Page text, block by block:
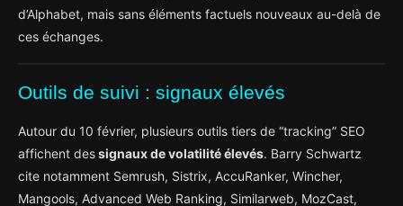
d’Alphabet, mais sans éléments factuels nouveaux au-delà de
ces échanges.
Outils de suivi : signaux élevés
Autour du 10 février, plusieurs outils tiers de “tracking” SEO
affichent dessignaux de volatilité élevés. Barry Schwartz
cite notamment Semrush, Sistrix, AccuRanker, Wincher,
Mangools, Advanced Web Ranking, Similarweb, MozCast,